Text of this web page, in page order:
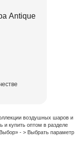
Antique
воздушных шаров и
и купить оптом в разделе
- > Выбрать параметр